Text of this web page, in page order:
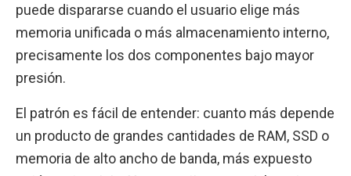
puede dispararse cuando el usuario elige más
memoria unificada o más almacenamiento interno,
precisamente los dos componentes bajo mayor
presión.
El patrón es fácil de entender: cuanto más depende
un producto de grandes cantidades de RAM, SSD o
memoria de alto ancho de banda, más expuesto